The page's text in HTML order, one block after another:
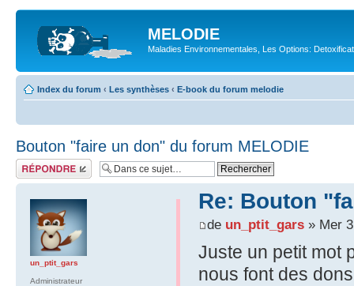
MELODIE
Maladies Environnementales, Les Options:
Index du forum ‹ Les synthèses ‹ E-book du forum melodie
Bouton "faire un don" du forum MELODIE
Répondre
Re: Bouton
de un_ptit_gars» Mer 3
Juste un petit mot
nous font des
un_ptit_gars
Administrateur